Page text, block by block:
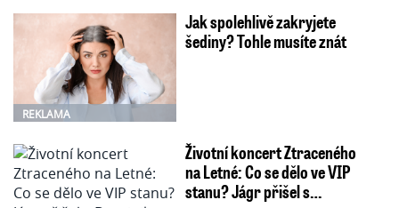
REKLAMA
Jak spolehlivě zakryjete
šediny? Tohle musíte znát
Životní koncert Ztraceného
na Letné: Co se dělo ve VIP
stanu? Jágr přišel s…